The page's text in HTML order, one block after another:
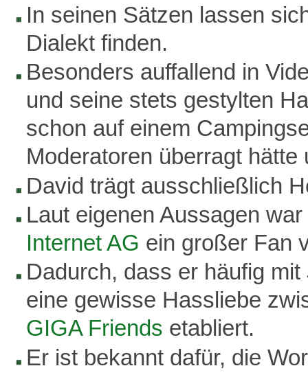
In seinen Sätzen lassen
Dialekt finden.
Besonders auffallend in
und seine stets gestylten
schon auf einem
Moderatoren überragt
David trägt ausschließlich
Laut eigenen Aussagen
Internet AG ein großer Fan
Dadurch, dass er häufig
eine gewisse Hassliebe
GIGA Friends etabliert.
Er ist bekannt dafür, die